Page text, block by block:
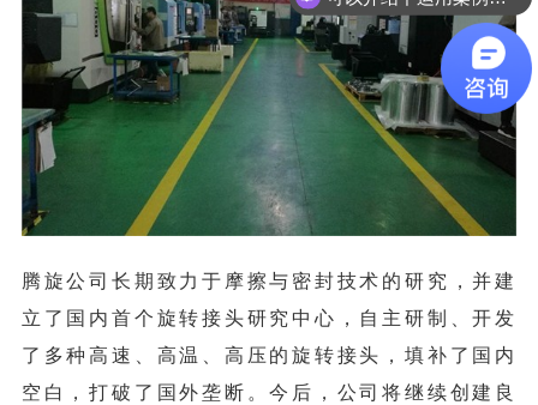
腾旋公司长期致力于摩擦与密封技术的研究，并建
立了国内首个旋转接头研究中心，自主研制、开发
了多种高速、高温、高压的旋转接头，填补了国内
空白，打破了国外垄断。今后，公司将继续创建良